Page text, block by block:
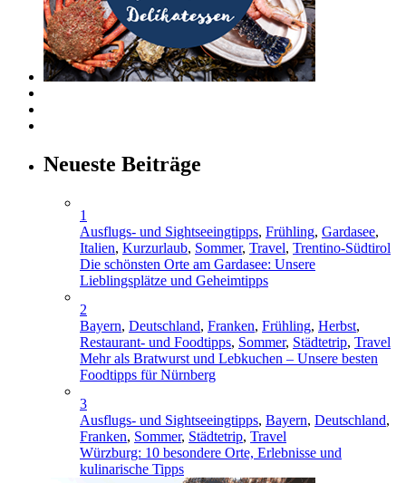
Neueste Beiträge
1
Ausflugs- und Sightseeingtipps, Frühling, Gardasee,
Italien, Kurzurlaub, Sommer, Travel, Trentino-Südtirol
Die schönsten Orte am Gardasee: Unsere
Lieblingsplätze und Geheimtipps
2
Bayern, Deutschland, Franken, Frühling, Herbst,
Restaurant- und Foodtipps, Sommer, Städtetrip, Travel
Mehr als Bratwurst und Lebkuchen – Unsere besten
Foodtipps für Nürnberg
3
Ausflugs- und Sightseeingtipps, Bayern, Deutschland,
Franken, Sommer, Städtetrip, Travel
Würzburg: 10 besondere Orte, Erlebnisse und
kulinarische Tipps